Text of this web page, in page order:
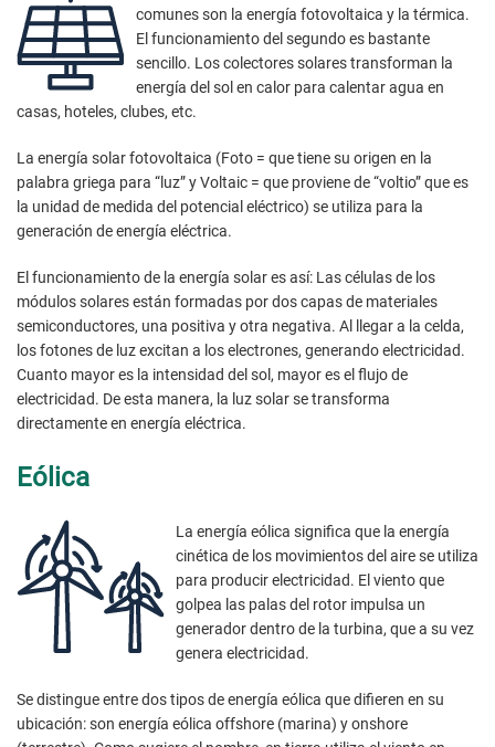
comunes son la energía fotovoltaica y la térmica.
El funcionamiento del segundo es bastante
sencillo. Los colectores solares transforman la
energía del sol en calor para calentar agua en
casas, hoteles, clubes, etc.
La energía solar fotovoltaica (Foto = que tiene su origen en la
palabra griega para “luz” y Voltaic = que proviene de “voltio” que es
la unidad de medida del potencial eléctrico) se utiliza para la
generación de energía eléctrica.
El funcionamiento de la energía solar es así: Las células de los
módulos solares están formadas por dos capas de materiales
semiconductores, una positiva y otra negativa. Al llegar a la celda,
los fotones de luz excitan a los electrones, generando electricidad.
Cuanto mayor es la intensidad del sol, mayor es el flujo de
electricidad. De esta manera, la luz solar se transforma
directamente en energía eléctrica.
Eólica
La energía eólica significa que la energía
cinética de los movimientos del aire se utiliza
para producir electricidad. El viento que
golpea las palas del rotor impulsa un
generador dentro de la turbina, que a su vez
genera electricidad.
Se distingue entre dos tipos de energía eólica que difieren en su
ubicación: son energía eólica offshore (marina) y onshore